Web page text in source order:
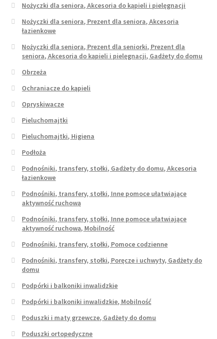
Nożyczki dla seniora, Akcesoria do kąpieli i pielęgnacji
Nożyczki dla seniora, Prezent dla seniora, Akcesoria
łazienkowe
Nożyczki dla seniora, Prezent dla seniorki, Prezent dla
seniora, Akcesoria do kąpieli i pielęgnacji, Gadżety do domu
Obrzeża
Ochraniacze do kąpieli
Opryskiwacze
Pieluchomajtki
Pieluchomajtki, Higiena
Podłoża
Podnośniki, transfery, stołki, Gadżety do domu, Akcesoria
łazienkowe
Podnośniki, transfery, stołki, Inne pomoce ułatwiające
aktywność ruchową
Podnośniki, transfery, stołki, Inne pomoce ułatwiające
aktywność ruchową, Mobilność
Podnośniki, transfery, stołki, Pomoce codzienne
Podnośniki, transfery, stołki, Poręcze i uchwyty, Gadżety do
domu
Podpórki i balkoniki inwalidzkie
Podpórki i balkoniki inwalidzkie, Mobilność
Poduszki i maty grzewcze, Gadżety do domu
Poduszki ortopedyczne